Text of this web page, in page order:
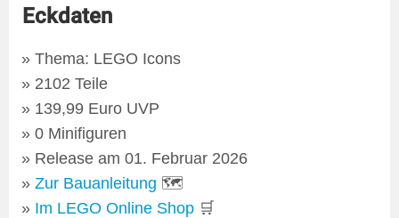
Eckdaten
Thema: LEGO Icons
2102 Teile
139,99 Euro UVP
0 Minifiguren
Release am 01. Februar 2026
Zur Bauanleitung 🗺
Im LEGO Online Shop 🛒